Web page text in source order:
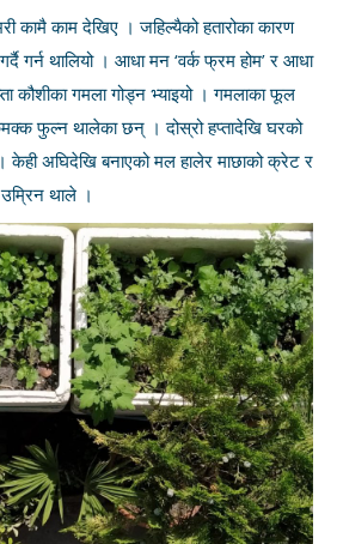
कामै काम देखिए । जहिल्यैको हतारोका कारण
गर्न थालियो । आधा मन ‘वर्क फ्रम होम’ र आधा
कौशीका गमला गोड्न भ्याइयो । गमलाका फूल
फुल्न थालेका छन् । दोस्रो हप्तादेखि घरको
केही अघिदेखि बनाएको मल हालेर माछाको क्रेट र
उम्रिन थाले ।